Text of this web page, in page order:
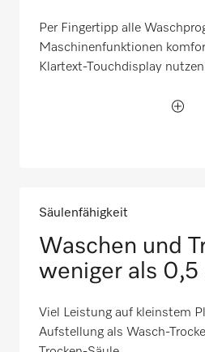
Per Fingertipp alle
Maschinenfunktionen
Klartext-Touchdisplay
Säulenfähigkeit
Waschen und
weniger als 0,5
Viel Leistung auf kleinstem
Aufstellung als Wasch-